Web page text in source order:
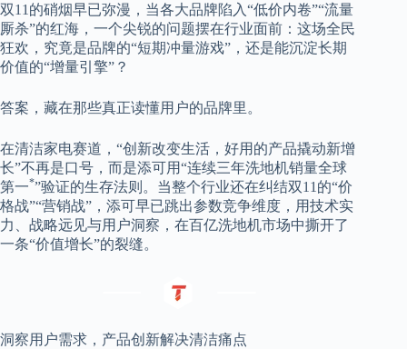
双11的硝烟早已弥漫，当各大品牌陷入“低价内卷”“流量
厮杀”的红海，一个尖锐的问题摆在行业面前：这场全民
狂欢，究竟是品牌的“短期冲量游戏”，还是能沉淀长期
价值的“增量引擎”？
答案，藏在那些真正读懂用户的品牌里。
在清洁家电赛道，“创新改变生活，好用的产品撬动新增
长”不再是口号，而是添可用“连续三年洗地机销量全球
第一*”验证的生存法则。当整个行业还在纠结双11的“价
格战”“营销战”，添可早已跳出参数竞争维度，用技术实
力、战略远见与用户洞察，在百亿洗地机市场中撕开了
一条“价值增长”的裂缝。
洞察用户需求，产品创新解决清洁痛点